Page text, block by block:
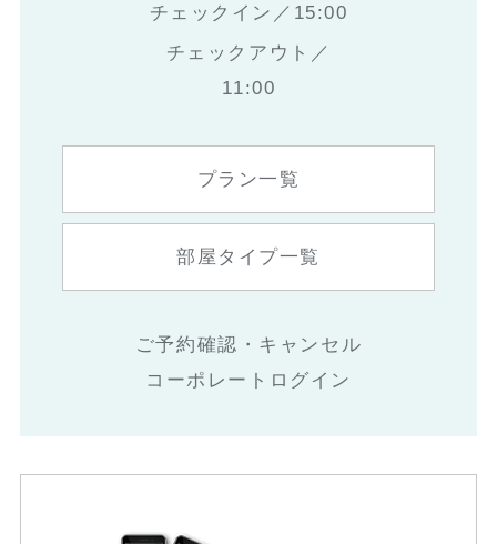
チェックイン／15:00
チェックアウト／
11:00
プラン一覧
部屋タイプ一覧
ご予約確認・キャンセル
コーポレートログイン